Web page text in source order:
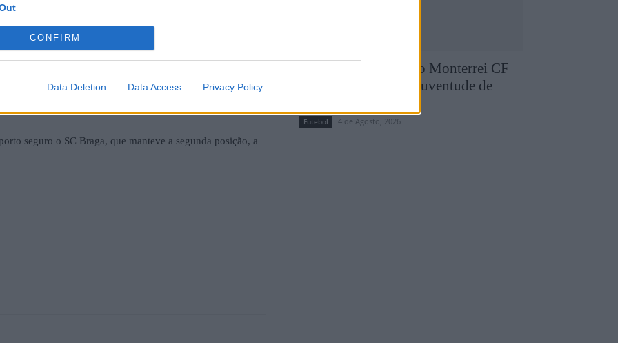
CONFIRM
Data Deletion Data Access Privacy Policy
Evanilson ou Pepê estão longe do nível esperado e a
contado, chegou muito recentemente à Invita.
uma vantagem muito confortável sobre os rivais. As
o Marítimo, sendo que a nível europeu também têm
inaugurais da prova milionária.
seguro o SC Braga, que manteve a segunda posição, a
Bruno Silva reforça o Monterrei CF
após três épocas no Juventude de
Futebol 4 de Agosto, 2026